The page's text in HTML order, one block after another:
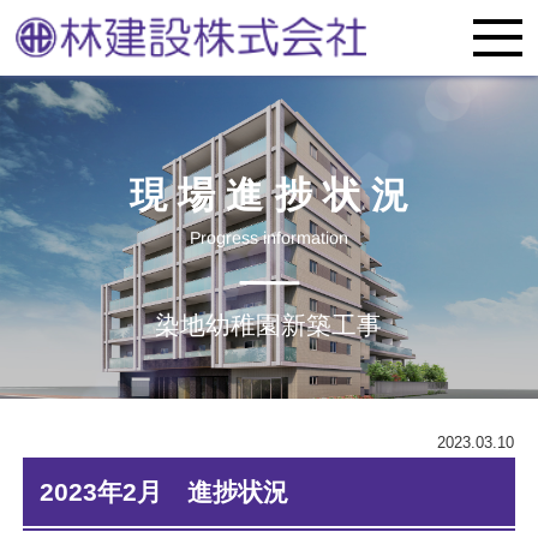
現場進捗状況
Progress information
染地幼稚園新築工事
2023.03.10
2023年2月 進捗状況